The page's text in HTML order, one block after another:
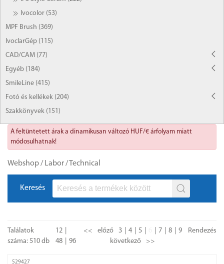
Ivocolor (53)
MPF Brush (369)
IvoclarGép (115)
CAD/CAM (77)
Egyéb (184)
SmileLine (415)
Fotó és kellékek (204)
Szakkönyvek (151)
A feltüntetett árak a dinamikusan változó HUF/€ árfolyam miatt
módosulhatnak!
Webshop/ Labor/Technical
Keresés
Találatok
száma: 510 db
12
48
96
<< előző 3 4 5 7 8
9
következő
>>
Rendezés
529427